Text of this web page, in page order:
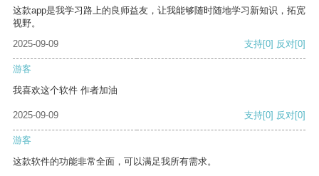
这款app是我学习路上的良师益友，让我能够随时随地学习新知识，拓宽
视野。
2025-09-09
支持[0] 反对[0]
游客
我喜欢这个软件 作者加油
2025-09-09 支持[0] 反对[0]
游客
这款软件的功能非常全面，可以满足我所有需求。